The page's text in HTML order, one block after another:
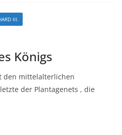
III.
Königs
den mittelalterlichen
der Plantagenets , die